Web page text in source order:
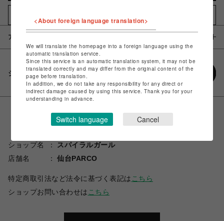
アイテム説明 / 素材
シェアする
ショップ名
スパイラルガール
店舗名
仙台PARCO
特定商取引法など法令に基づく表記は こちら
ショップお問い合わせは こちら
<About foreign language translation>
We will translate the homepage into a foreign language using the
automatic translation service.
Since this service is an automatic translation system, it may not be
translated correctly and may differ from the original content of the
page before translation.
In addition, we do not take any responsibility for any direct or
indirect damage caused by using this service. Thank you for your
understanding in advance.
Switch language Cancel